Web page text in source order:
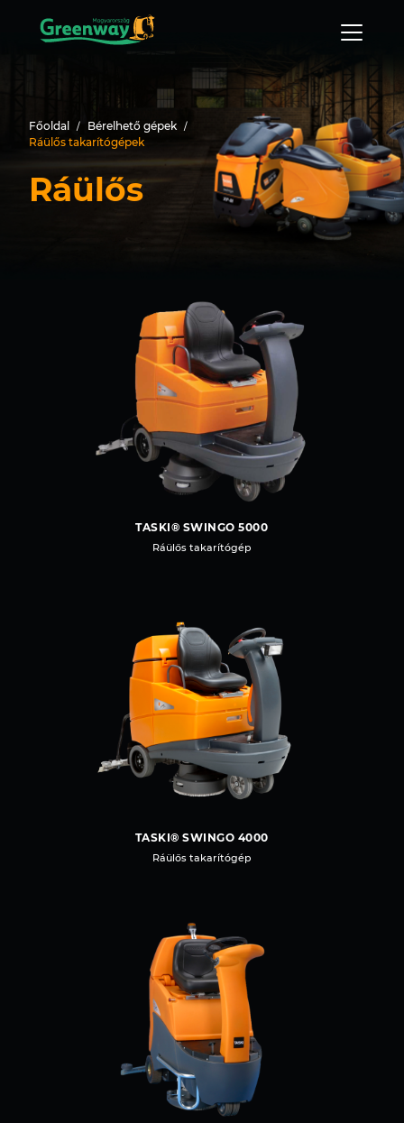
Főoldal
Bérelhető gépek
Ráülős takarítógépek
Ráülős
TASKI® SWINGO 5000
Ráülős takarítógép
TASKI® SWINGO 4000
Ráülős takarítógép